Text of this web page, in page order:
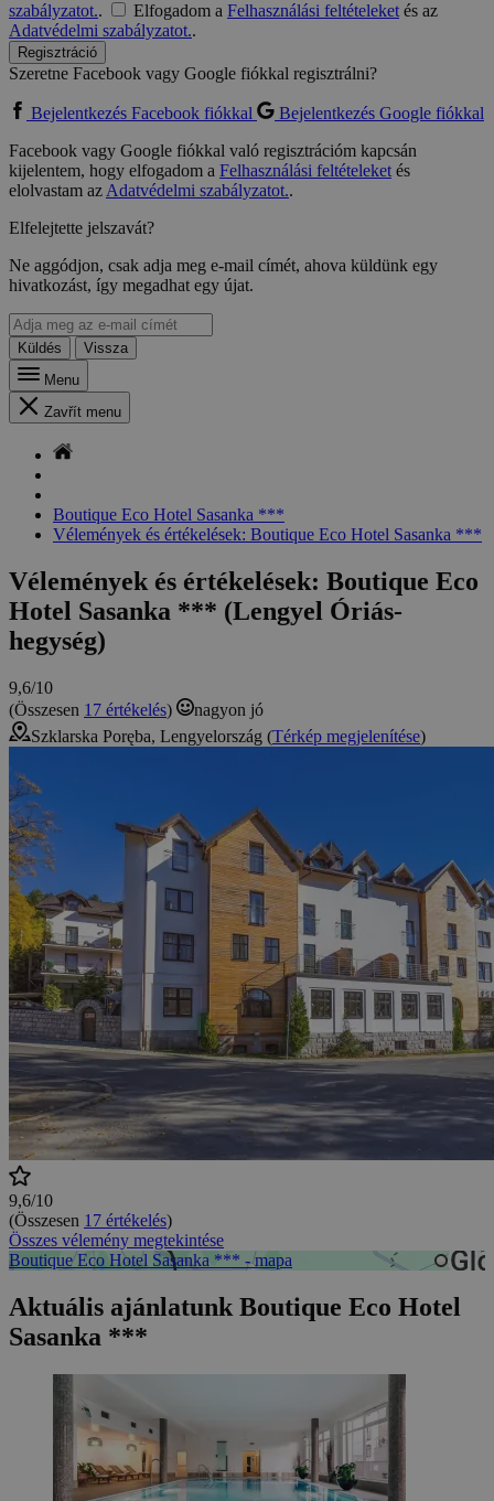
szabályzatot.. Elfogadom a Felhasználási feltételeketés az
Adatvédelmi szabályzatot..
Regisztráció
Szeretne Facebook vagy Google fiókkal regisztrálni?
Bejelentkezés Facebook fiókkal
Bejelentkezés Google fiókkal
Facebook vagy Google fiókkal való regisztrációm kapcsán
kijelentem, hogy elfogadom a Felhasználási feltételeketés
elolvastam azAdatvédelmi szabályzatot..
Elfelejtette jelszavát?
Ne aggódjon, csak adja meg e-mail címét, ahova küldünk egy
hivatkozást, így megadhat egy újat.
Küldés
Vissza
Menu
Zavřít menu
Boutique Eco Hotel Sasanka ***
Vélemények és értékelések: Boutique Eco Hotel Sasanka ***
Vélemények és értékelések: Boutique Eco
Hotel Sasanka *** (Lengyel Óriás-
hegység)
9,6/10
(Összesen 17 értékelés)
nagyon jó
Szklarska Poręba, Lengyelország (Térkép megjelenítése)
9,6/10
(Összesen 17 értékelés)
Összes vélemény megtekintése
Boutique Eco Hotel Sasanka *** - mapa
Aktuális ajánlatunk Boutique Eco Hotel
Sasanka ***